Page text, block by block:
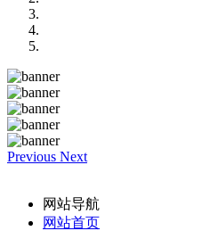
Previous Next
网站导航
网站首页